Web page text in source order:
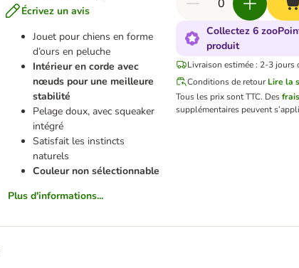
Écrivez un avis
Jouet pour chiens en forme
d’ours en peluche
Intérieur en corde avec
nœuds pour une meilleure
stabilité
Pelage doux, avec squeaker
intégré
Satisfait les instincts
naturels
Couleur non sélectionnable
Plus d'informations...
Collectez 6
produit
Livraison estimée : 2-3 jours
Conditions de retour Lire la
Tous les prix sont TTC. Des
supplémentaires peuvent